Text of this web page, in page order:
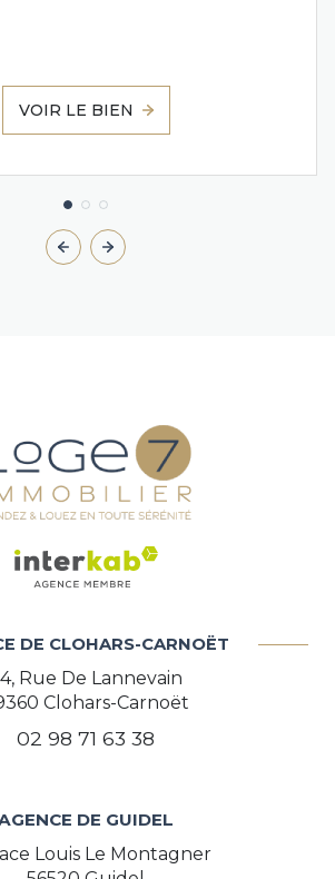
VOIR LE BIEN
DE CLOHARS-CARNOËT
Rue De Lannevain
Clohars-Carnoët
02 98 71 63 38
DE GUIDEL
Louis Le Montagner